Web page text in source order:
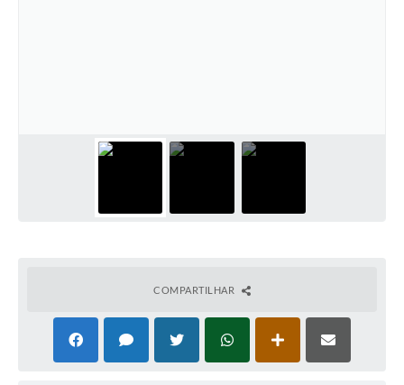
Recursos Liberados
Dados gerais e Obras
licenciamento ambiental
Fale conosco
COMPARTILHAR